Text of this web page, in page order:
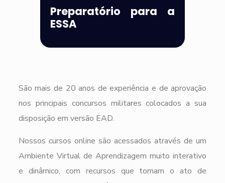
Preparatório para a
ESSA
São mais de 20 anos de experiência e de aprovação
nos principais concursos militares colocados a sua
disposição em versão EAD.
Nossos cursos online são acessados através de um
Ambiente Virtual de Aprendizagem muito interativo
e dinâmico, com recursos que tornam o ato de